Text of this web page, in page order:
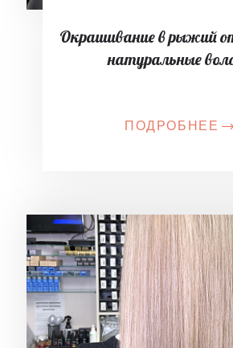
Окрашивание в рыжий
натуральные
ПОДРОБНЕЕ